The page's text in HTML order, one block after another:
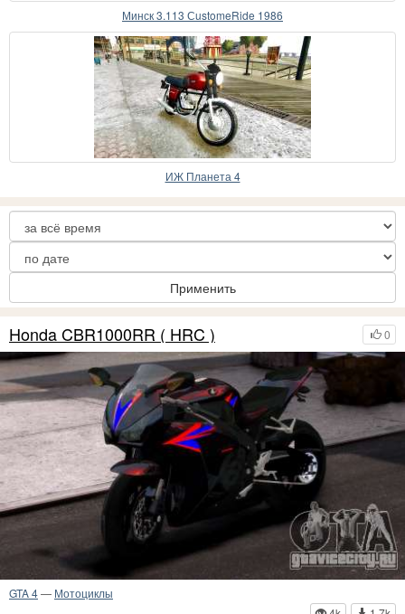
Минск 3.113 СustomeRide 1986
ИЖ Планета 4
Применить
0
Honda CBR1000RR ( HRC )
GTA 4— Мотоциклы